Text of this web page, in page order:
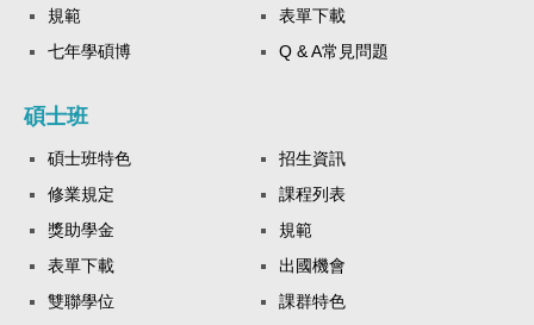
規範
表單下載
七年學碩博
Q & A常見問題
碩士班
碩士班特色
招生資訊
修業規定
課程列表
獎助學金
規範
表單下載
出國機會
雙聯學位
課群特色